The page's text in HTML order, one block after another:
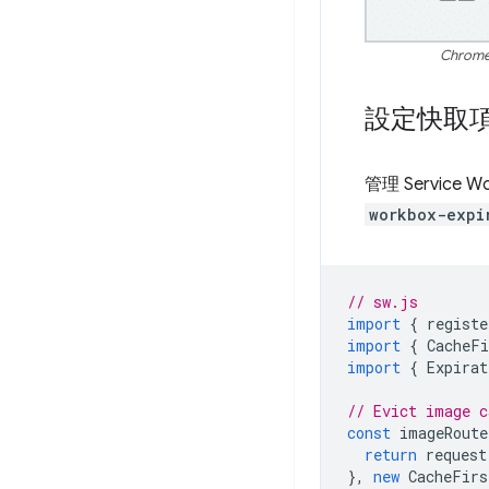
設定快取
管理 Service
workbox-
// sw.js
import {
import {
import {
// Evict image
const imageRoute
return request
},
new